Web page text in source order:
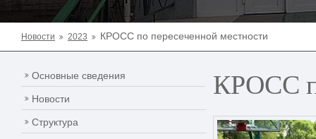
Новости 2023 КРОСС по пересеченной местности
Основные сведения
Новости
Структура
КРОСС